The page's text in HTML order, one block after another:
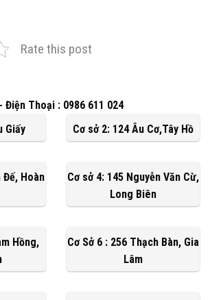
Rate this post
Điện Thoại : 0986 611 024
Giấy
Cơ sở 2: 124 Âu Cơ,Tây Hồ
Đế, Hoàn
Cơ sở 4: 145 Nguyễn Văn Cừ,
Long Biên
Hồng,
Cơ Sở 6 : 256 Thạch Bàn, Gia
Lâm